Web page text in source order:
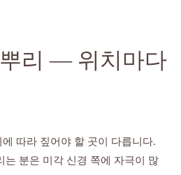
리 — 위치마다
따라 짚어야 할 곳이 다릅니다.
는 분은 미각 신경 쪽에 자극이 많